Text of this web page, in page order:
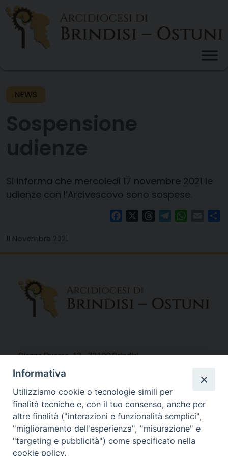
Skip
content
NEWS
Si informa che mercoledì 17 novembre 2021 le
udienze con l’Arcivescovo sono sospese.
FacebookThreadsTelegram Email
11 Novembre 2021
Piazza Duomo, 12 - 72100 Brindisi
Tel 0831.521958
Fax 0831.528315
Orari Curia
Mar. / Mer. / Giov. ore 9 - 13
Informativa
Utilizziamo cookie o tecnologie simili per
finalità tecniche e, con il tuo consenso, anche per
altre finalità ("interazioni e funzionalità semplici",
"miglioramento dell'esperienza", "misurazione" e
"targeting e pubblicità") come specificato nella
cookie policy.